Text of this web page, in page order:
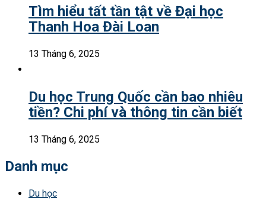
Tìm hiểu tất tần tật về Đại học
Thanh Hoa Đài Loan
13 Tháng 6, 2025
Du học Trung Quốc cần bao nhiêu
tiền? Chi phí và thông tin cần biết
13 Tháng 6, 2025
Danh mục
Du học